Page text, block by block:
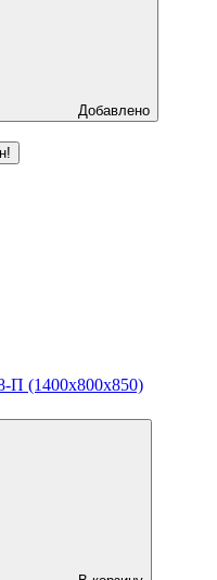
Добавлено
П (1400х800х850)